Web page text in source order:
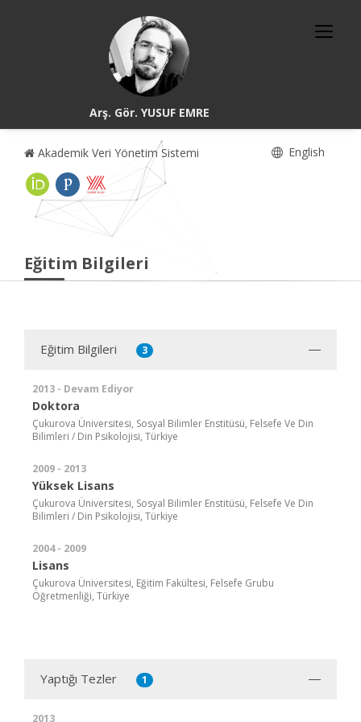
Arş. Gör. YUSUF EMRE
Akademik Veri Yönetim Sistemi English
Eğitim Bilgileri
Eğitim Bilgileri 3
2013 - Devam Ediyor
Doktora
Çukurova Üniversitesi, Sosyal Bilimler Enstitüsü, Felsefe Ve Din
Bilimleri / Din Psikolojisi, Türkiye
2009 - 2013
Yüksek Lisans
Çukurova Üniversitesi, Sosyal Bilimler Enstitüsü, Felsefe Ve Din
Bilimleri / Din Psikolojisi, Türkiye
2004 - 2009
Lisans
Çukurova Üniversitesi, Eğitim Fakültesi, Felsefe Grubu
Öğretmenliği, Türkiye
Yaptığı Tezler 1
2013